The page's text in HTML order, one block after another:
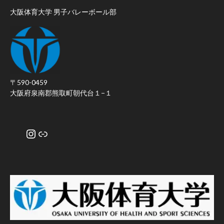
大阪体育大学 男子バレーボール部
〒590-0459
大阪府泉南郡熊取町朝代台１−１
Instagram
リンク